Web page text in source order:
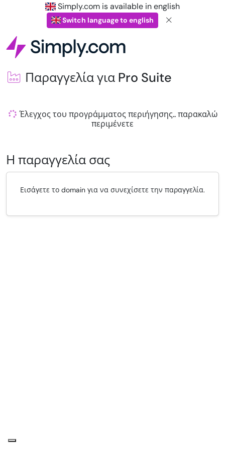
Simply.com is available in english
Switch language to english
Παραγγελία για Pro Suite
Έλεγχος του προγράμματος περιήγησης.. παρακαλώ
περιμένετε
Η παραγγελία σας
Εισάγετε το domain για να συνεχίσετε την παραγγελία.